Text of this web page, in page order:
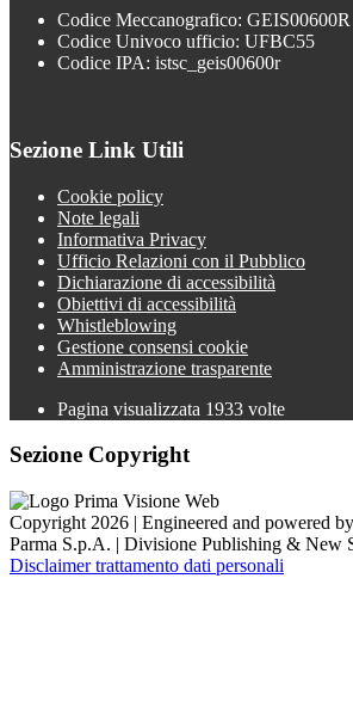
Codice Meccanografico: GEIS00600R
Codice Univoco ufficio: UFBC55
Codice IPA: istsc_geis00600r
Sezione Link Utili
Cookie policy
Note legali
Informativa Privacy
Ufficio Relazioni con il Pubblico
Dichiarazione di accessibilità
Obiettivi di accessibilità
Whistleblowing
Gestione consensi cookie
Amministrazione trasparente
Pagina visualizzata 1933 volte
Sezione Copyright
Copyright 2026 | Engineered and powered
Parma S.p.A. | Divisione Publishing & New
Disclaimer trattamento dati personali